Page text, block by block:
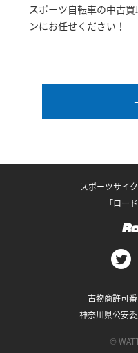
スポーツ自転車の中古
ンにお任せください！
スポーツサイ
「ロー
古物商許可
神奈川県公安
©